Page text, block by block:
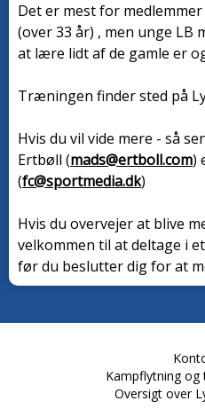
Det er mest for
(over 33 år) , men unge LB
at lære lidt af de gamle er
Træningen finder sted på
Hvis du vil vide mere - så
Ertbøll (mads@ertboll.com)
(fc@sportmedia.dk)
Hvis du overvejer at blive
velkommen til at deltage i
før du beslutter dig for at
Kampflytning
Oversigt over